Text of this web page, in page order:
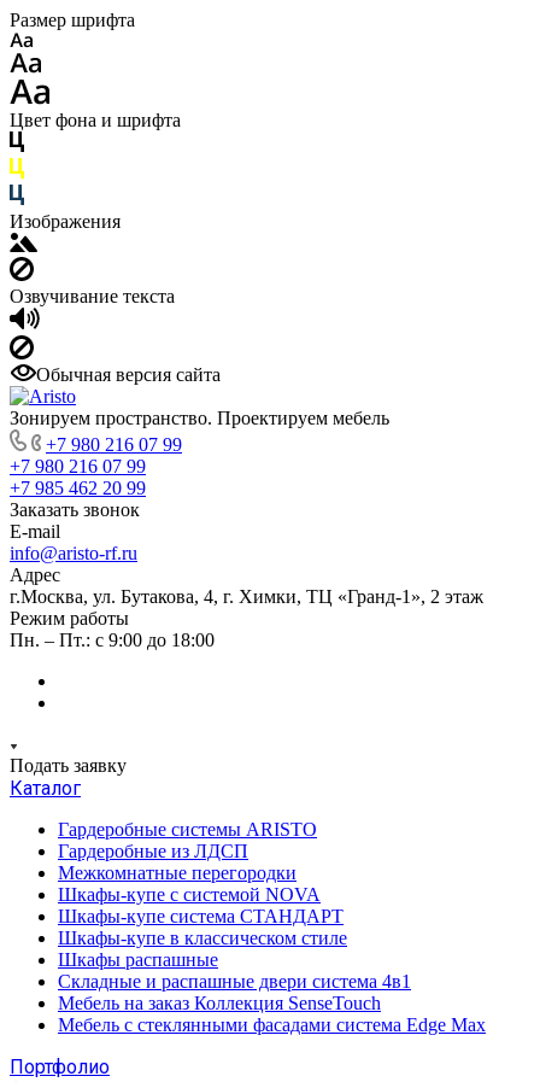
Размер шрифта
Цвет фона и шрифта
Изображения
Озвучивание текста
Обычная версия сайта
Зонируем пространство. Проектируем мебель
+7 980 216 07 99
+7 980 216 07 99
+7 985 462 20 99
Заказать звонок
E-mail
info@aristo-rf.ru
Адрес
г.Москва, ул. Бутакова, 4, г. Химки, ТЦ «Гранд-1», 2 этаж
Режим работы
Пн. – Пт.: с 9:00 до 18:00
Подать заявку
Каталог
Гардеробные системы ARISTO
Гардеробные из ЛДСП
Межкомнатные перегородки
Шкафы-купе с системой NOVA
Шкафы-купе система СТАНДАРТ
Шкафы-купе в классическом стиле
Шкафы распашные
Складные и распашные двери система 4в1
Мебель на заказ Коллекция SenseTouch
Мебель с стеклянными фасадами система Edge Max
Портфолио